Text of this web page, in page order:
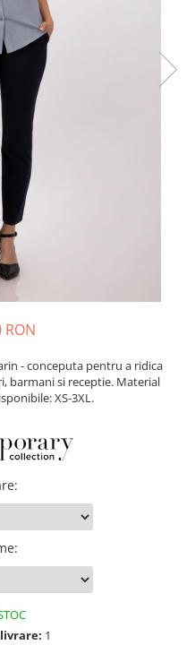
RON
- conceputa pentru a ridica
barmani si receptie. Material
XS-3XL.
:
:
1